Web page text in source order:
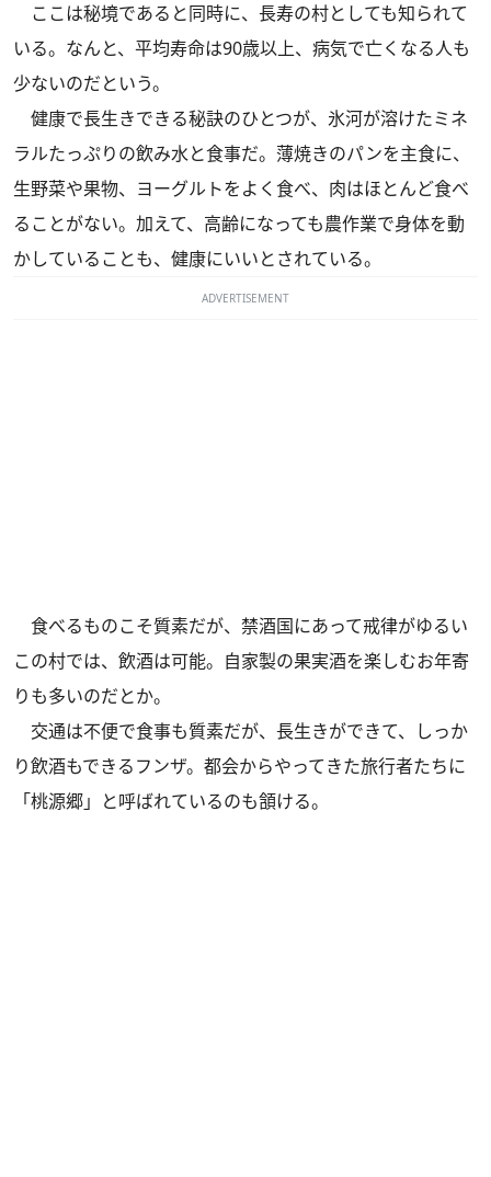
ここは秘境であると同時に、長寿の村としても知られて
いる。なんと、平均寿命は90歳以上、病気で亡くなる人も
少ないのだという。
健康で長生きできる秘訣のひとつが、氷河が溶けたミネ
ラルたっぷりの飲み水と食事だ。薄焼きのパンを主食に、
生野菜や果物、ヨーグルトをよく食べ、肉はほとんど食べ
ることがない。加えて、高齢になっても農作業で身体を動
かしていることも、健康にいいとされている。
ADVERTISEMENT
食べるものこそ質素だが、禁酒国にあって戒律がゆるい
この村では、飲酒は可能。自家製の果実酒を楽しむお年寄
りも多いのだとか。
交通は不便で食事も質素だが、長生きができて、しっか
り飲酒もできるフンザ。都会からやってきた旅行者たちに
「桃源郷」と呼ばれているのも頷ける。